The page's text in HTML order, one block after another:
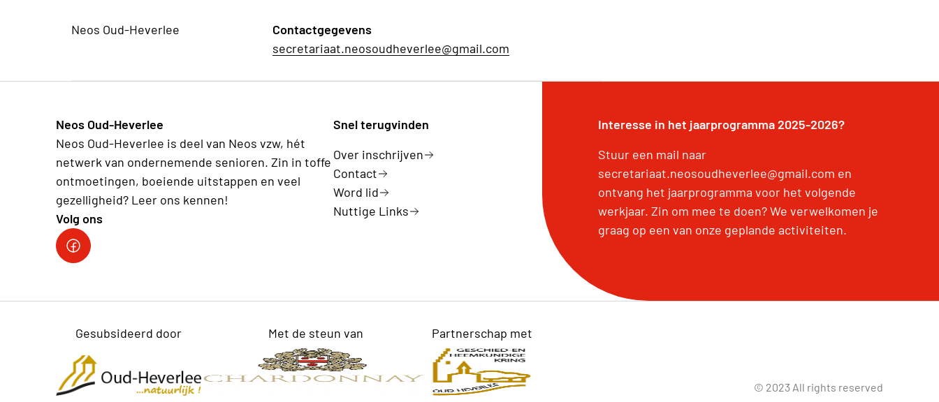
Neos Oud-Heverlee
Contactgegevens
secretariaat.neosoudheverlee@gmail.com
Neos Oud-Heverlee
Neos Oud-Heverlee is deel van Neos vzw, hét
netwerk van ondernemende senioren. Zin in toffe
ontmoetingen, boeiende uitstappen en veel
gezelligheid? Leer ons kennen!
Volg ons
Facebook
Snel terugvinden
Over inschrijven
Contact
Word lid
Nuttige Links
Interesse in het jaarprogramma 2025-2026?
Stuur een mail naar
secretariaat.neosoudheverlee@gmail.com en
ontvang het jaarprogramma voor het volgende
werkjaar. Zin om mee te doen? We verwelkomen je
graag op een van onze geplande activiteiten.
Gesubsideerd door Met de steun van Partnerschap met
© 2023 All rights reserved